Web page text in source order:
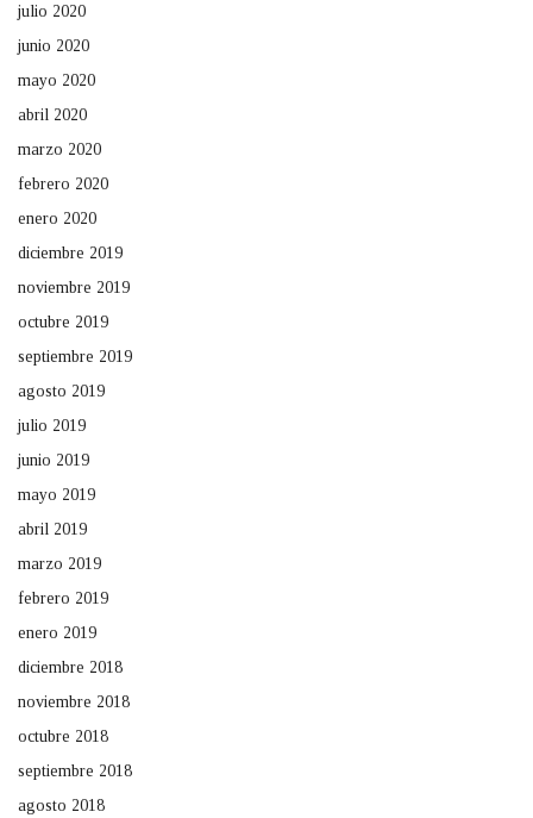
julio 2020
junio 2020
mayo 2020
abril 2020
marzo 2020
febrero 2020
enero 2020
diciembre 2019
noviembre 2019
octubre 2019
septiembre 2019
agosto 2019
julio 2019
junio 2019
mayo 2019
abril 2019
marzo 2019
febrero 2019
enero 2019
diciembre 2018
noviembre 2018
octubre 2018
septiembre 2018
agosto 2018